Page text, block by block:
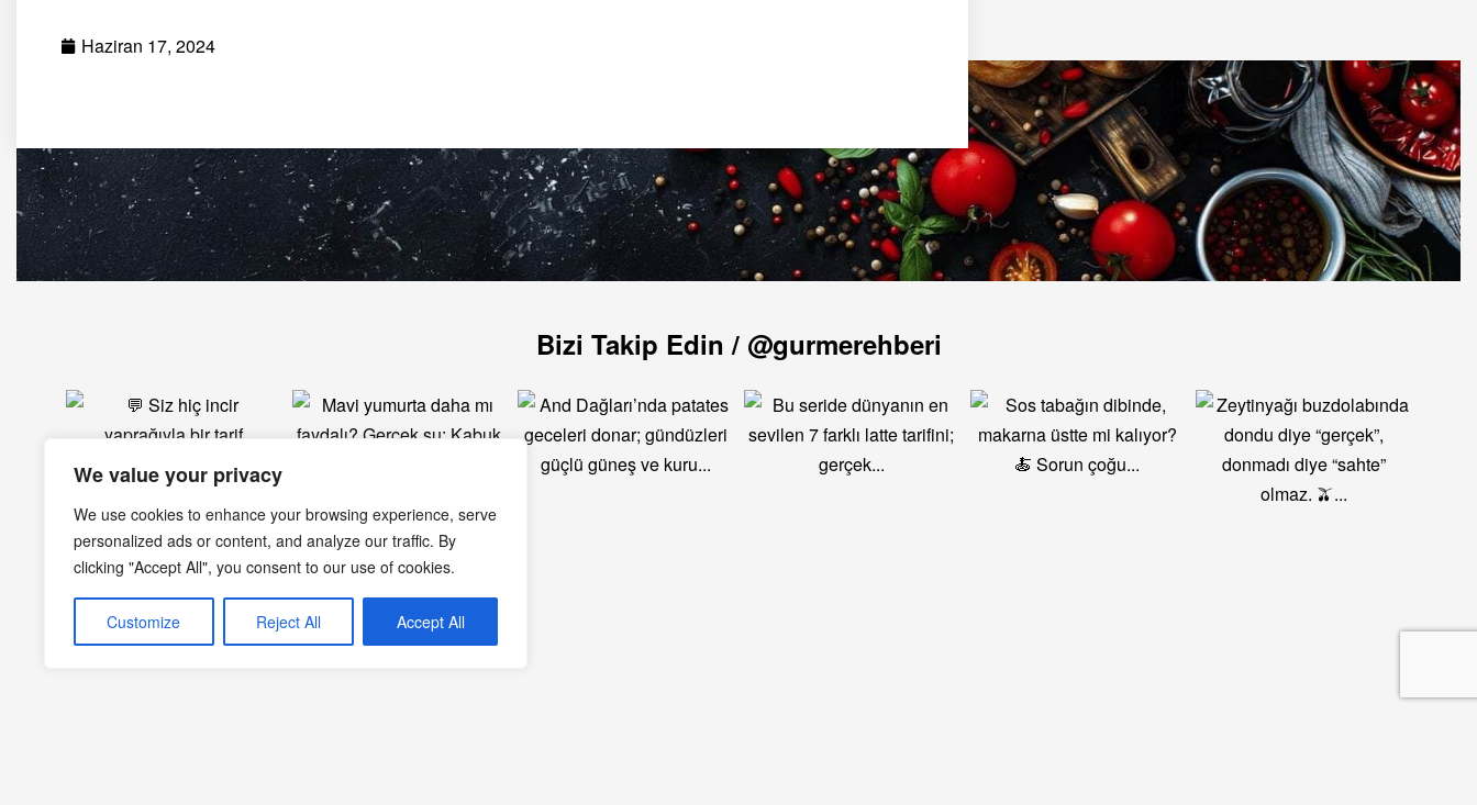
We value your privacy
We use cookies to enhance your browsing experience, serve
personalized ads or content, and analyze our traffic. By
clicking "Accept All", you consent to our use of cookies.
Customize Reject All Accept All
Haziran 17, 2024
Bizi Takip Edin / @gurmerehberi